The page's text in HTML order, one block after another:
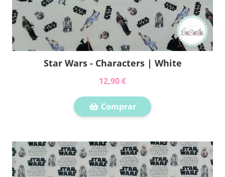
Star Wars - Characters | White
12,90 €
Comprar